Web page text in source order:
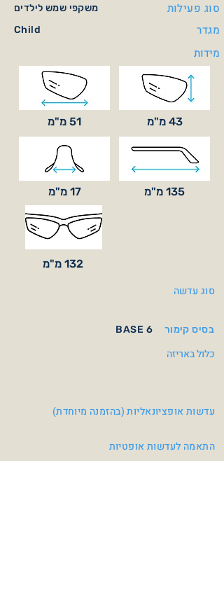
משקפי שמש לילדים סוג פעילות
Child
מגדר
מידות
51 מ"מ 43 מ"מ
17 מ"מ 135 מ"מ
132 מ"מ
סוג עדשה
BASE 6 בסיס קימור
כלול באריזה
עדשות אופציונאליות (בהזמנה מיוחדת)
התאמה לעדשות אופטיות